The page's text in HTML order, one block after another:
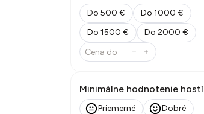
Do 500 €
Do 1000 €
Do 1500 €
Do 2000 €
Minimálne hodnotenie hostí
Priemerné
Dobré